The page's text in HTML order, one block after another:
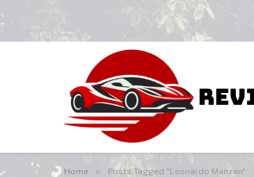
Home » Posts Tagged "Leonardo Manzan"